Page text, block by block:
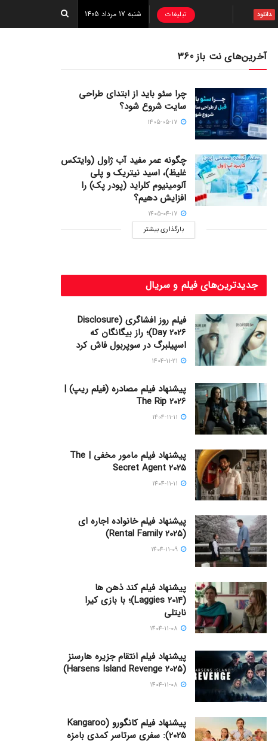
دانلود تبلیغات شنبه 17 مرداد 1405
آخرین‌های نت باز 360
چرا سئو باید از ابتدای طراحی
سایت شروع شود؟
چگونه عمر مفید آب ژاول (وایتکس
غلیظ)، اسید نیتریک و پلی
آلومینیوم کلراید (پودر پک) را
افزایش دهیم؟
بارگذاری بیشتر
جدیدترین‌های فیلم و سریال
فیلم روز افشاگری (Disclosure
Day 2026)؛ راز بیگانگان که
اسپیلبرگ در سوپربول فاش کرد
پیشنهاد فیلم مصادره (فیلم ریپ) |
The Rip 2026
پیشنهاد فیلم مامور مخفی | The
Secret Agent 2025
پیشنهاد فیلم خانواده اجاره‌ ای
(Rental Family 2025)
پیشنهاد فیلم کند ذهن ها
(Laggies 2014)؛ با بازی کیرا
نایتلی
پیشنهاد فیلم انتقام جزیره هارسنز
(Harsens Island Revenge 2025)
پیشنهاد فیلم کانگورو (Kangaroo
2025): سفری سرتاسر کمدی بامزه